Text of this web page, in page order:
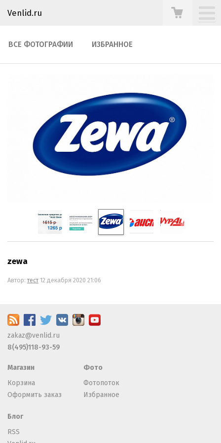
Venlid.ru
ВСЕ ФОТОГРАФИИ ИЗБРАННОЕ
zewa
Автор:тест12 декабря 2020 21:06
zakaz@venlid.ru
8(495)118-93-59
Магазин
Корзина
Оформить заказ
Фото
Фотопоток
Избранное
Блог
RSS